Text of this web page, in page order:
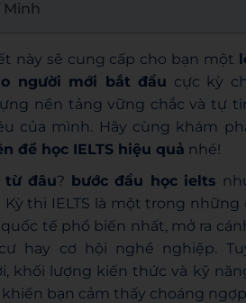
Minh
này sẽ cung cấp cho bạn một
người mới bắt đầu cực kỳ
nền tảng vững chắc và tự
của mình. Hãy cùng khám
để học IELTS hiệu quả nhé!
từ đâu? bước đầu học ielts
thi IELTS là một trong những
quốc tế phổ biến nhất, mở ra
hay cơ hội nghề nghiệp.
khối lượng kiến thức và kỹ
bạn cảm thấy choáng